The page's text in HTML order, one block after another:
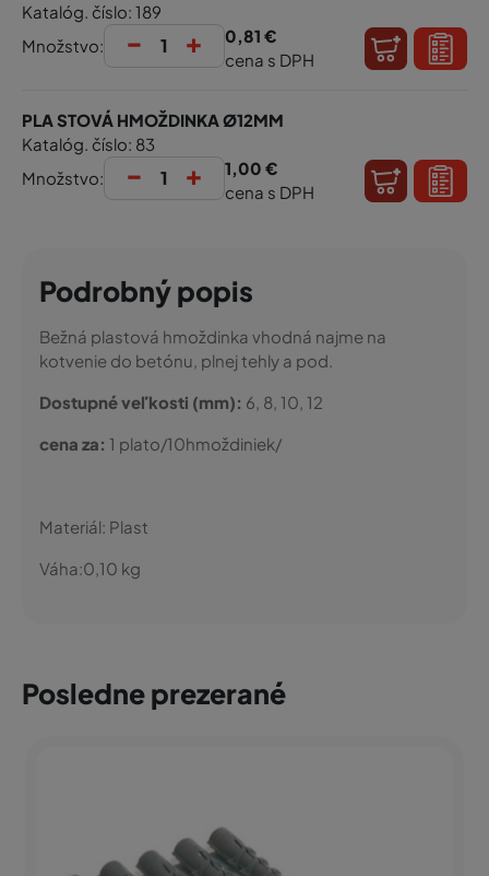
Katalóg. číslo: 189
Množstvo:
- +
0,81 €
cena s DPH
PLA STOVÁ HMOŽDINKA Ø12MM
Katalóg. číslo: 83
Množstvo:
- +
1,00 €
cena s DPH
Podrobný popis
Bežná plastová hmoždinka vhodná najme na
kotvenie do betónu, plnej tehly a pod.
Dostupné veľkosti (mm): 6, 8, 10, 12
cena za: 1 plato/10hmoždiniek/
Materiál: Plast
Váha:0,10 kg
Posledne prezerané